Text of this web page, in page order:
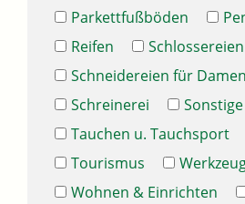
Parkettfußböden
Reifen
Schlossereien
Schneidereien für
Schreinerei
Sonstige
Tauchen u. Tauchsport
Tourismus
Wohnen & Einrichten